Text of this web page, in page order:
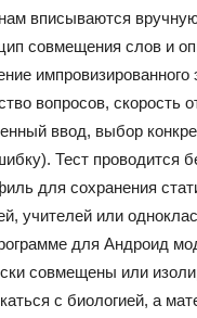
вписываются
совмещения слов и
импровизированного
вопросов, скорость
ввод, выбор
Тест проводится
для сохранения
учителей или
для Андроид
совмещены или
с биологией, а